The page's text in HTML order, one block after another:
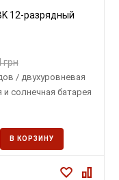
12-разрядный
грн
/ двухуровневая
и солнечная батарея
В КОРЗИНУ